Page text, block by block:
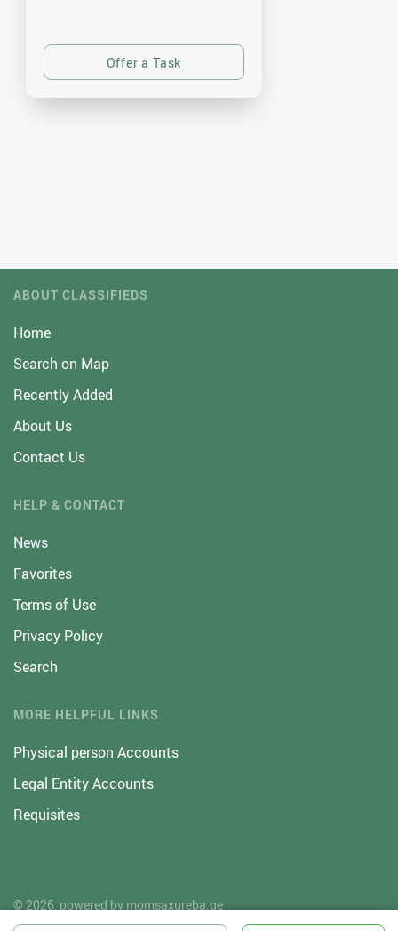
ABOUT CLASSIFIEDS
Home
Search on Map
Recently Added
About Us
Contact Us
HELP & CONTACT
News
Favorites
Terms of Use
Privacy Policy
Search
MORE HELPFUL LINKS
Physical person Accounts
Legal Entity Accounts
Requisites
© 2026, powered by momsaxureba.ge